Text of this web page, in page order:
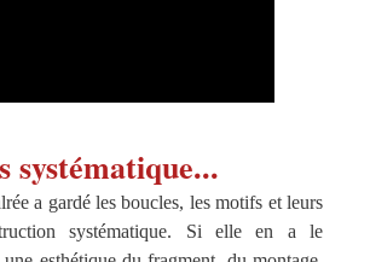
systématique...
a gardé les boucles, les motifs et leurs
systématique. Si elle en a le